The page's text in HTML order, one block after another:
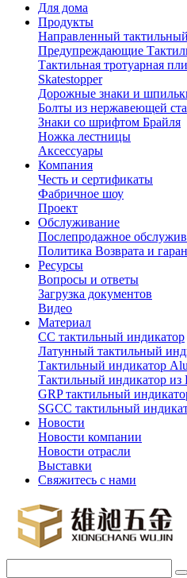
Для дома
Продукты
Направленный
Предупреждающие
Тактильная тротуарная
Skatestopper
Дорожные знаки и
Болты из нержавеющей
Знаки со шрифтом Брайля
Ножка лестницы
Аксессуары
Компания
Честь и сертификаты
Фабричное шоу
Проект
Обслуживание
Послепродажное
Политика Возврата и
Ресурсы
Вопросы и ответы
Загрузка документов
Видео
Материал
СС тактильный индикатор
Латунный тактильный
Тактильный индикатор Alu
Тактильный индикатор
GRP тактильный
SGCC тактильный
Новости
Новости компании
Новости отрасли
Выставки
Свяжитесь с нами